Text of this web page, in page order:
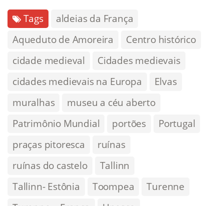
Tags
aldeias da França
Aqueduto de Amoreira
Centro histórico
cidade medieval
Cidades medievais
cidades medievais na Europa
Elvas
muralhas
museu a céu aberto
Patrimônio Mundial
portões
Portugal
praças pitoresca
ruínas
ruínas do castelo
Tallinn
Tallinn- Estônia
Toompea
Turenne